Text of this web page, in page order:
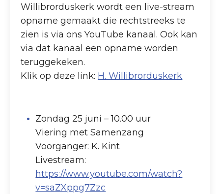
Willibrorduskerk wordt een live-stream
opname gemaakt die rechtstreeks te
zien is via ons YouTube kanaal. Ook kan
via dat kanaal een opname worden
teruggekeken.
Klik op deze link: H. Willibrorduskerk
Zondag 25 juni – 10.00 uur
Viering met Samenzang
Voorganger: K. Kint
Livestream:
https://www.youtube.com/watch?
v=saZXppg7Zzc